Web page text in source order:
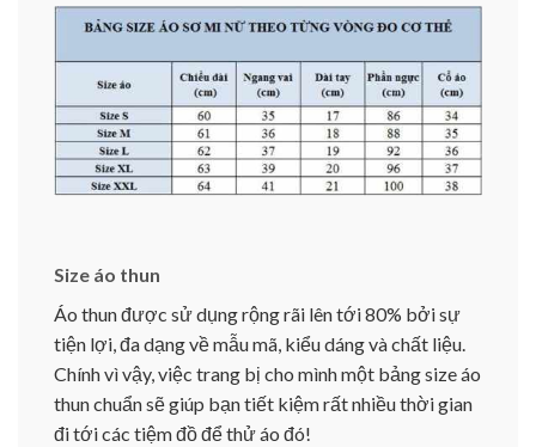
Size áo thun
Áo thun được sử dụng rộng rãi lên tới 80% bởi sự
tiện lợi, đa dạng về mẫu mã, kiểu dáng và chất liệu.
Chính vì vậy, việc trang bị cho mình một bảng size áo
thun chuẩn sẽ giúp bạn tiết kiệm rất nhiều thời gian
đi tới các tiệm đồ để thử áo đó!